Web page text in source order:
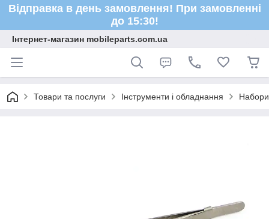
Відправка в день замовлення! При замовленні
до 15:30!
Інтернет-магазин mobileparts.com.ua
Товари та послуги Інструменти і обладнання Набори